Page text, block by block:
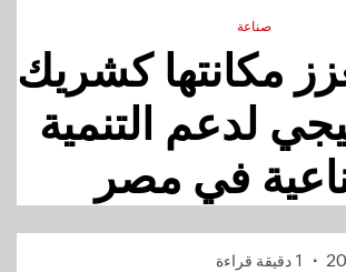
صناعة
مكانتها كشريك
لدعم التنمية
في مصر
1 دقيقة قراءة